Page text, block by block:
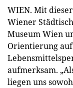
WIEN. Mit
Wiener
Museum Wien
Orientierung
aufmerksam.
liegen uns